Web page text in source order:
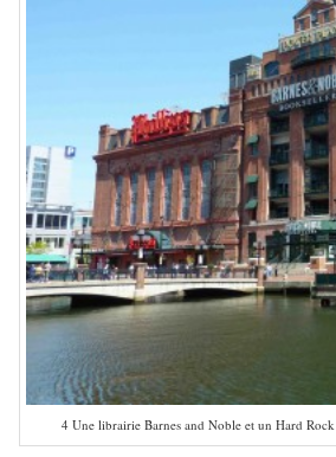
4 Une librairie Barnes and Noble et un Hard